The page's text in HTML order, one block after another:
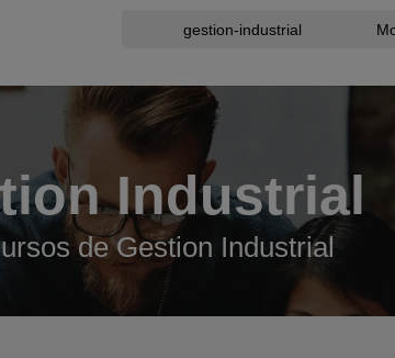
Industrial
de Gestion Industrial